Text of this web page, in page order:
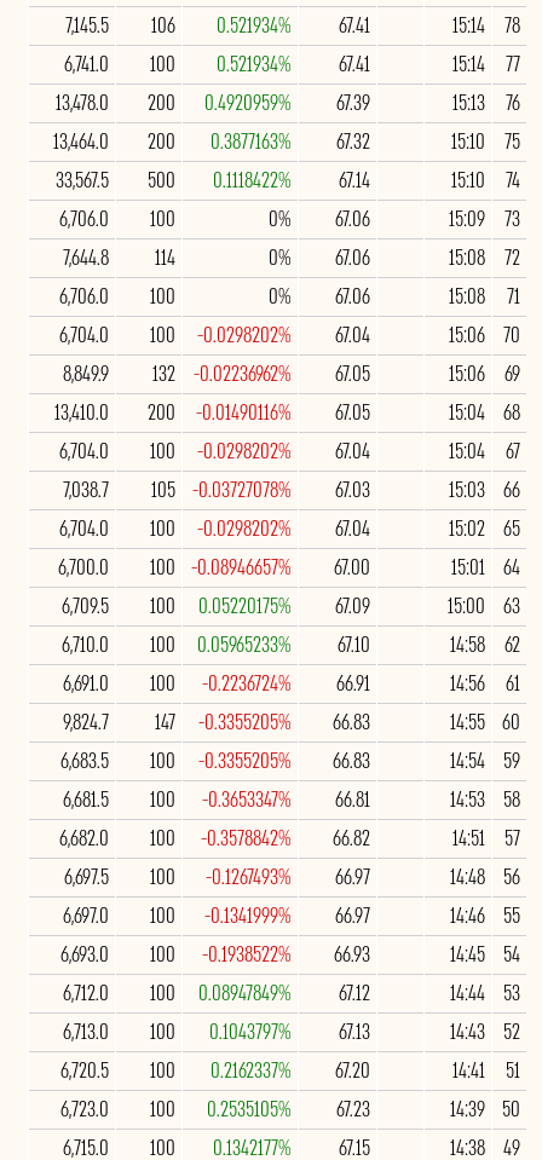
78
15:14
67.41
0.521934%
106
7,145.5
77
15:14
67.41
0.521934%
100
6,741.0
76
15:13
67.39
0.4920959%
200
13,478.0
75
15:10
67.32
0.3877163%
200
13,464.0
74
15:10
67.14
0.1118422%
500
33,567.5
73
15:09
67.06
0%
100
6,706.0
72
15:08
67.06
0%
114
7,644.8
71
15:08
67.06
0%
100
6,706.0
70
15:06
67.04
-0.0298202%
100
6,704.0
69
15:06
67.05
-0.02236962%
132
8,849.9
68
15:04
67.05
-0.01490116%
200
13,410.0
67
15:04
67.04
-0.0298202%
100
6,704.0
66
15:03
67.03
-0.03727078%
105
7,038.7
65
15:02
67.04
-0.0298202%
100
6,704.0
64
15:01
67.00
-0.08946657%
100
6,700.0
63
15:00
67.09
0.05220175%
100
6,709.5
62
14:58
67.10
0.05965233%
100
6,710.0
61
14:56
66.91
-0.2236724%
100
6,691.0
60
14:55
66.83
-0.3355205%
147
9,824.7
59
14:54
66.83
-0.3355205%
100
6,683.5
58
14:53
66.81
-0.3653347%
100
6,681.5
57
14:51
66.82
-0.3578842%
100
6,682.0
56
14:48
66.97
-0.1267493%
100
6,697.5
55
14:46
66.97
-0.1341999%
100
6,697.0
54
14:45
66.93
-0.1938522%
100
6,693.0
53
14:44
67.12
0.08947849%
100
6,712.0
52
14:43
67.13
0.1043797%
100
6,713.0
51
14:41
67.20
0.2162337%
100
6,720.5
50
14:39
67.23
0.2535105%
100
6,723.0
49
14:38
67.15
0.1342177%
100
6,715.0